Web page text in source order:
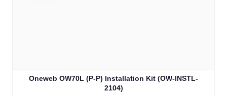
Oneweb OW70L (P-P) Installation Kit (OW-INSTL-
2104)